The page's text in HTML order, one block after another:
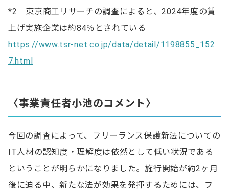
*2 東京商工リサーチの調査によると、2024年度の賃
上げ実施企業は約84％とされている
https://www.tsr-net.co.jp/data/detail/1198855_152
7.html
〈事業責任者小池のコメント〉
今回の調査によって、フリーランス保護新法についての
IT人材の認知度・理解度は依然として低い状況である
ということが明らかになりました。施行開始が約2ヶ月
後に迫る中、新たな法が効果を発揮するためには、フ